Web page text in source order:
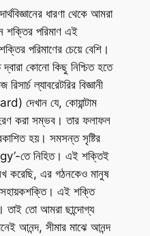
ধারণা থেকে আমরা
শক্তির পরিমাণ এই
পরিমাণের চেয়ে বেশি।
কোনো কিছু নিশ্চিত হতে
ল্যাবরেটরির বিজ্ঞানী
দেখান যে, কোয়ান্টাম
করা সম্ভব। তার ফলাফল
হয়। সমসন্ত সৃষ্টির
তে নিহিত। এই শক্তিই
করেছি, এর গঠনকেও মানুষ
এই শক্তি
তো আমরা ছান্দোগ্য
আনন্দ, সীমার মাঝে আনন্দ